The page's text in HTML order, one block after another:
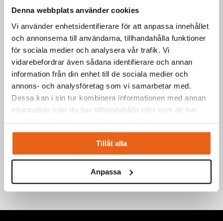
Denna webbplats använder cookies
Vi använder enhetsidentifierare för att anpassa innehållet
och annonserna till användarna, tillhandahålla funktioner
för sociala medier och analysera vår trafik. Vi
vidarebefordrar även sådana identifierare och annan
information från din enhet till de sociala medier och
annons- och analysföretag som vi samarbetar med.
Dessa kan i sin tur kombinera informationen med annan
information som du har tillhandahållit eller som de har
Tillåt alla
Anpassa
VISAR 1-2 AV 2 PRODUKTER